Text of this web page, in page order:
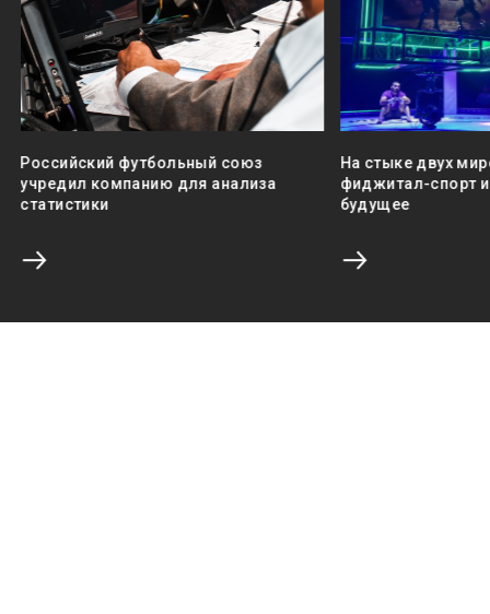
Российский футбольный союз
учредил компанию для анализа
статистики
На стыке двух
фиджитал-спорт
будущее